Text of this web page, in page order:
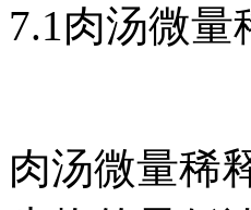
7.1肉汤微量
肉汤微量稀